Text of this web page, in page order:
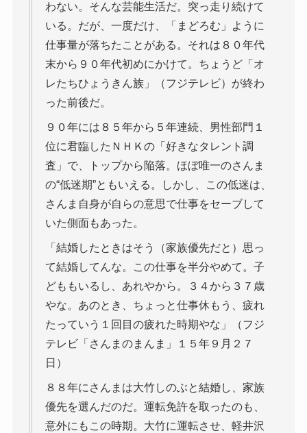
わない。そんな芸能生活だ。突っ走り続けて
いる。だが、一度だけ、「まどろむ」ように
仕事量が落ちたことがある。それは８０年代
末から９０年代初めにかけて。ちょうど「オ
レたちひょうきん族」（フジテレビ）が終わ
った前後だ。
９０年には８５年から５年連続、男性部門１
位に君臨したＮＨＫの「好きなタレント調
査」で、トップから陥落。ほぼ唯一のさんま
の“低迷期”ともいえる。しかし、この低迷は、
さんま自身が自らの意思で仕事をセーブして
いた側面もあった。
「結婚したときはそう（家族優先だと）思っ
て結婚してんな。この仕事を半分やめて。子
どももいるし、あれやから。３４から３７歳
やな。あのとき、ちょっと仕事休もう、疲れ
たっていう１回目の疲れた時期やな」（フジ
テレビ「さんまのまんま」１５年９月２７
日）
８８年にさんまは大竹しのぶと結婚し、家族
優先を選んだのだ。運転免許を取ったのも、
意外にもこの時期。大竹に運転させ、軽井沢